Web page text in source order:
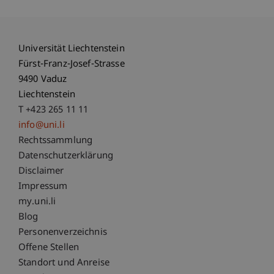
Universität Liechtenstein
Fürst-Franz-Josef-Strasse
9490 Vaduz
Liechtenstein
T +423 265 11 11
info@uni.li
Fußzeile Rechtliche Hinweise
Rechtssammlung
Datenschutzerklärung
Disclaimer
Impressum
Fußzeile Subdomain-Verzeichnis
my.uni.li
Blog
Personenverzeichnis
Offene Stellen
Standort und Anreise